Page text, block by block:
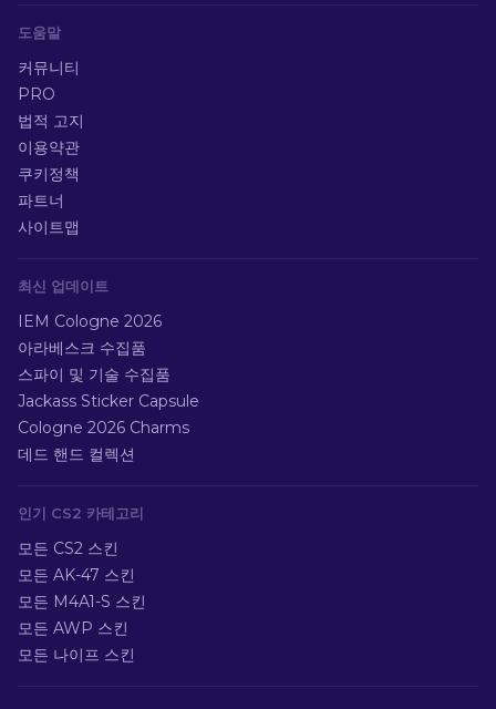
도움말
커뮤니티
PRO
법적 고지
이용약관
쿠키정책
파트너
사이트맵
최신 업데이트
IEM Cologne 2026
아라베스크 수집품
스파이 및 기술 수집품
Jackass Sticker Capsule
Cologne 2026 Charms
데드 핸드 컬렉션
인기 CS2 카테고리
모든 CS2 스킨
모든 AK-47 스킨
모든 M4A1-S 스킨
모든 AWP 스킨
모든 나이프 스킨